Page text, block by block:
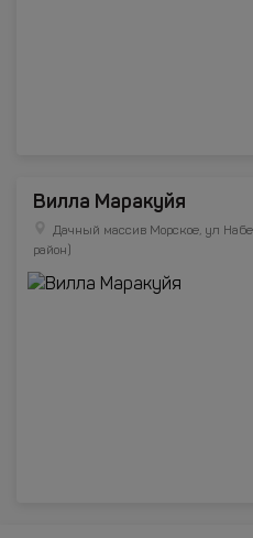
Вилла Маракуйя
Дачный массив Морское, ул
район)